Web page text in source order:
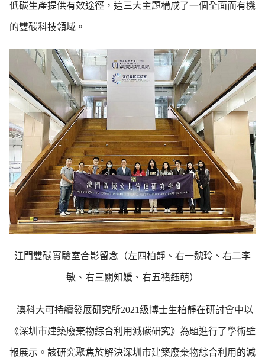
低碳生產提供有效途徑，這三大主題構成了一個全面而有機
的雙碳科技領域。
江門雙碳實驗室合影留念（左四柏靜、右一魏玲、右二李
敏、右三關知媛、右五褚鈺萌）
澳科大可持續發展研究所2021级博士生柏靜在研討會中以
《深圳市建築廢棄物綜合利用減碳研究》為題進行了學術壁
報展示。該研究聚焦於解決深圳市建築廢棄物綜合利用的減